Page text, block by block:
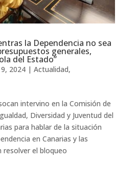
la Dependencia no sea
generales,
del Estado”
2024| Actualidad,
intervino en la Comisión de
Diversidad y Juventud del
para hablar de la situación
en Canarias y las
resolver el bloqueo